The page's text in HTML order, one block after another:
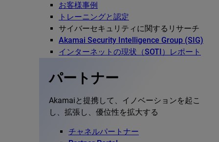
お客様事例
トレーニングと認定
サイバーセキュリティに関するリサーチ
Akamai Security Intelligence Group (SIG)
インターネットの現状（SOTI）レポート
パートナー
Akamaiと提携して、イノベーションを起こ
し、拡張し、優位性を拡大する
チャネルパートナー